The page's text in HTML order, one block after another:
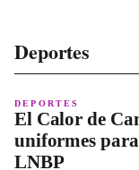
Deportes
DEPORTES
El Calor de
uniformes
LNBP